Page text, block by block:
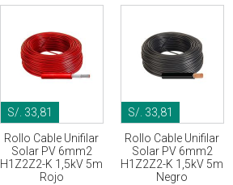
S/. 33,81
Rollo Cable Unifilar
Solar PV 6mm2
H1Z2Z2-K 1,5kV 5m
Rojo
S/. 33,81
Rollo Cable Unifilar
Solar PV 6mm2
H1Z2Z2-K 1,5kV 5m
Negro